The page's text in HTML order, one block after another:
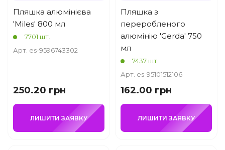
Пляшка алюмінієва
'Miles' 800 мл
7701 шт.
Арт. es-9596743302
250.20 грн
ЛИШИТИ ЗАЯВКУ
Пляшка з
переробленого
алюмінію 'Gerda' 750
мл
7437 шт.
Арт. es-95101512106
162.00 грн
ЛИШИТИ ЗАЯВКУ